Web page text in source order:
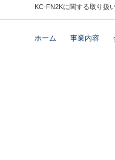
KC-FN2Kに関する取り扱
ホーム 事業内容